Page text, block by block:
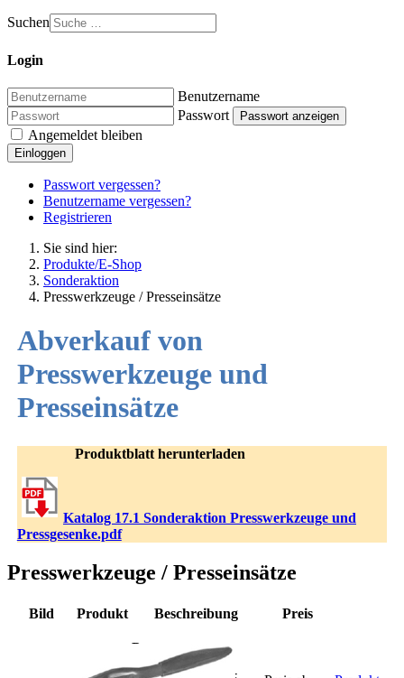
Suchen
Login
Benutzername
Passwort
Passwort anzeigen
Angemeldet bleiben
Einloggen
Passwort vergessen?
Benutzername vergessen?
Registrieren
Sie sind hier:
Produkte/E-Shop
Sonderaktion
Presswerkzeuge / Presseinsätze
Abverkauf von
Presswerkzeuge und
Presseinsätze
Produktblatt herunterladen
Katalog 17.1 Sonderaktion Presswerkzeuge und
Pressgesenke.pdf
Presswerkzeuge / Presseinsätze
Bild Produkt Beschreibung Preis
Presszange